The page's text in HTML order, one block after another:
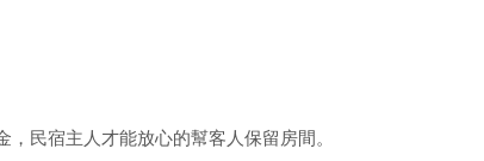
民宿主人才能放心的幫客人保留房間。